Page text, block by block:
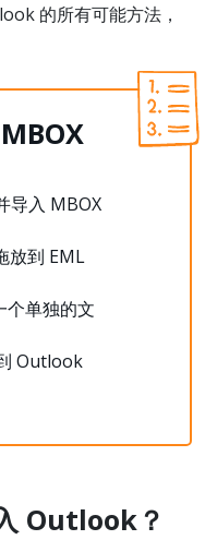
的所有可能方法，
MBOX
导入 MBOX
放到 EML
单独的文
Outlook
Outlook ？